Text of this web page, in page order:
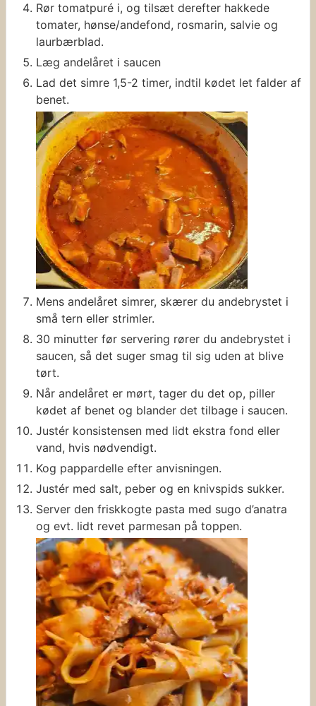
Rør tomatpuré i, og tilsæt derefter hakkede
tomater, hønse/andefond, rosmarin, salvie og
laurbærblad.
Læg andelåret i saucen
Lad det simre 1,5-2 timer, indtil kødet let falder af
benet.
Mens andelåret simrer, skærer du andebrystet i
små tern eller strimler.
30 minutter før servering rører du andebrystet i
saucen, så det suger smag til sig uden at blive
tørt.
Når andelåret er mørt, tager du det op, piller
kødet af benet og blander det tilbage i saucen.
Justér konsistensen med lidt ekstra fond eller
vand, hvis nødvendigt.
Kog pappardelle efter anvisningen.
Justér med salt, peber og en knivspids sukker.
Server den friskkogte pasta med sugo d’anatra
og evt. lidt revet parmesan på toppen.